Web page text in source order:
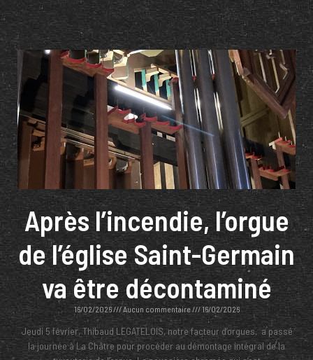
Après l’incendie, l’orgue
de l’église Saint-Germain
va être décontaminé
16/02/2026 Aucun commentaire 16/02/2026
Jeudi 5 février, Thibaud LEGATELOIS, notre facteur d’orgues, a passé
la journée à La Châtre pour procéder au démontage intégral de la